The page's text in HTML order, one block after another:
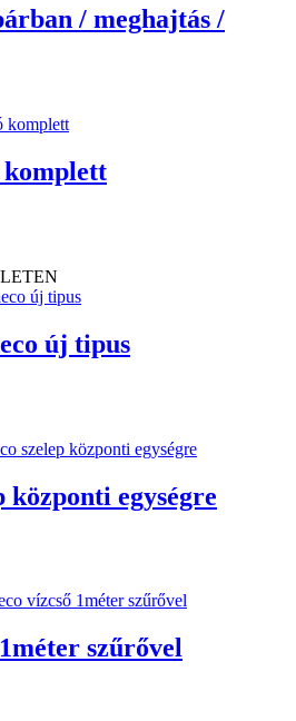
/ meghajtás /
komplett
új tipus
központi egységre
szűrővel